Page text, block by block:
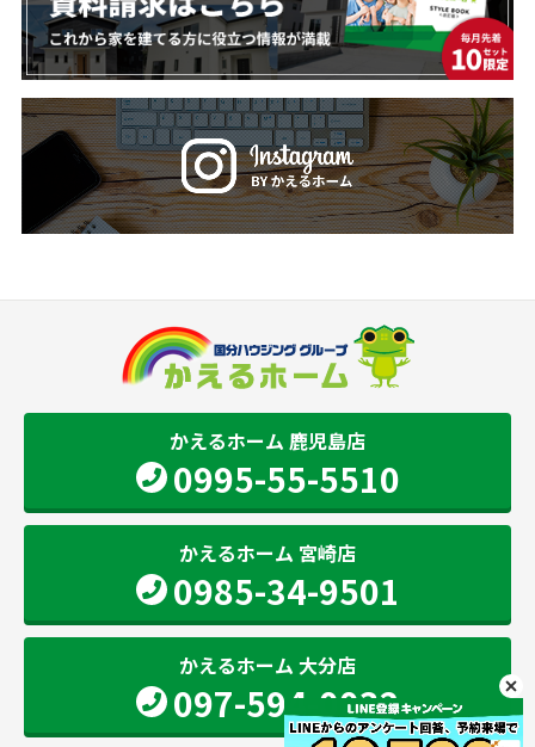
かえるホーム 鹿児島店
0995-55-5510
かえるホーム 宮崎店
0985-34-9501
かえるホーム 大分店
097-594-0032